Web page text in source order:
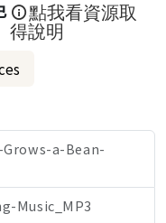
點我看資源取
得說明
a-Bean-
Music_MP3